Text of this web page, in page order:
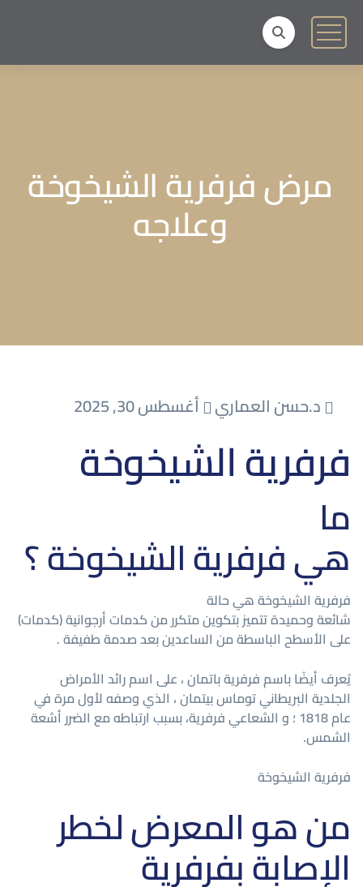
مرض فرفرية الشيخوخة
وعلاجه
د.حسن العماري أغسطس 30, 2025
فرفرية الشيخوخة
ما
هي فرفرية الشيخوخة ؟
فرفرية الشيخوخة هي حالة
شائعة وحميدة تتميز بتكوين متكرر من كدمات أرجوانية (كدمات)
على الأسطح الباسطة من الساعدين بعد صدمة طفيفة .
يُعرف أيضًا باسم فرفرية باتمان ، على اسم رائد الأمراض
الجلدية البريطاني توماس بيتمان ، الذي وصفه لأول مرة في
عام 1818 ؛ و الشعاعي فرفرية، بسبب ارتباطه مع الضرر أشعة
الشمس.
فرفرية الشيخوخة
من هو المعرض لخطر
الإصابة بفرفرية